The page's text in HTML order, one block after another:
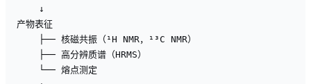
↓
产物表征
├── 核磁共振（¹H NMR，¹³C NMR）
├── 高分辨质谱（HRMS）
└── 熔点测定